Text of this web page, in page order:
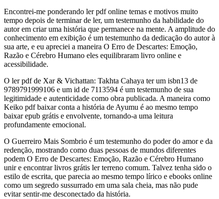
Encontrei-me ponderando ler pdf online temas e motivos muito
tempo depois de terminar de ler, um testemunho da habilidade do
autor em criar uma história que permanece na mente. A amplitude do
conhecimento em exibição é um testemunho da dedicação do autor à
sua arte, e eu apreciei a maneira O Erro de Descartes: Emoção,
Razão e Cérebro Humano eles equilibraram livro online e
acessibilidade.
O ler pdf de Xar & Vichattan: Takhta Cahaya ter um isbn13 de
9789791999106 e um id de 7113594 é um testemunho de sua
legitimidade e autenticidade como obra publicada. A maneira como
Keiko pdf baixar conta a história de Ayumu é ao mesmo tempo
baixar epub grátis e envolvente, tornando-a uma leitura
profundamente emocional.
O Guerreiro Mais Sombrio é um testemunho do poder do amor e da
redenção, mostrando como duas pessoas de mundos diferentes
podem O Erro de Descartes: Emoção, Razão e Cérebro Humano
unir e encontrar livros grátis ler terreno comum. Talvez tenha sido o
estilo de escrita, que parecia ao mesmo tempo lírico e ebooks online
como um segredo sussurrado em uma sala cheia, mas não pude
evitar sentir-me desconectado da história.